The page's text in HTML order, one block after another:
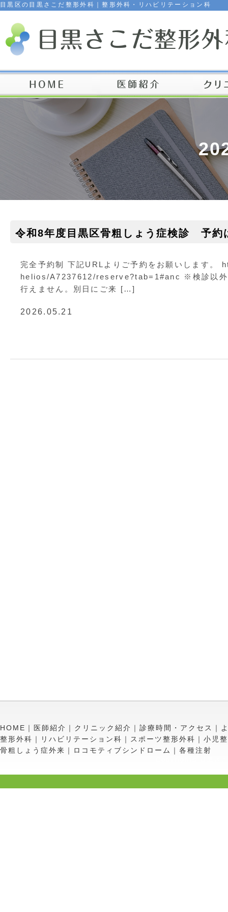
目黒区の目黒さこだ整形外科｜整形外科・リハビリテーション科
令和8年度目黒区骨粗しょう症検診 予約
完全予約制 下記URLよりご予約をお願いします
helios/A7237612/reserve?tab=1#anc ※検診以外
行えません。別日にご来 […]
2026.05.21
HOME ｜ 医師紹介 ｜ クリニック紹介 ｜ 診療時間・アクセス ｜
整形外科 ｜ リハビリテーション科 ｜ スポーツ整形外科 ｜ 小児
骨粗しょう症外来 ｜ ロコモティブシンドローム ｜ 各種注射